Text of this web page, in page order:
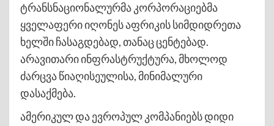
ტრანსნაციონალურმა კორპორაციებმა
ყველაფერი იღონეს აფრიკის სიმდიდრეთა
ხელში ჩასაგდებად, თანაც ცენტებად.
არავითარი ინფრასტრუქტურა, მხოლოდ
ძარცვა წიაღისეულისა, მინიმალური
დასაქმება.
ამერიკულ და ევროპულ კომპანიებს დიდი